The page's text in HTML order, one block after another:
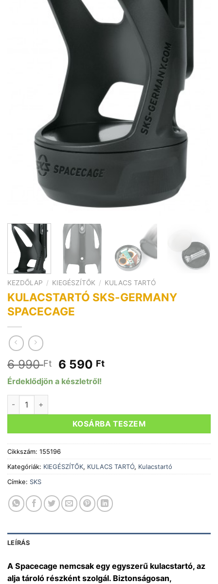
KEZDŐLAP / KIEGÉSZÍTŐK / KULACS TARTÓ
KULACSTARTÓ SKS-GERMANY
SPACECAGE
6 990Ft
Original
price
was:
990 Ft.
6 590 FtCurrent
590 Ft.
Érdeklődjön a készletről!
KULACSTARTÓ SKS-GERMANY SPACECAGE mennyiség
KOSÁRBA TESZEM
Cikkszám: 155196
Kategóriák: KIEGÉSZÍTŐK, KULACS TARTÓ, Kulacstartó
Címke: SKS
LEÍRÁS
A Spacecage nemcsak egy egyszerű kulacstartó, az
alja tároló részként szolgál. Biztonságosan,